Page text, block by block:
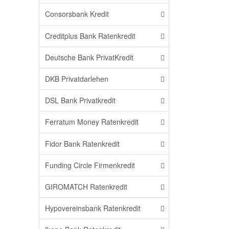
Consorsbank Kredit
Creditplus Bank Ratenkredit
Deutsche Bank PrivatKredit
DKB Privatdarlehen
DSL Bank Privatkredit
Ferratum Money Ratenkredit
Fidor Bank Ratenkredit
Funding Circle Firmenkredit
GIROMATCH Ratenkredit
Hypovereinsbank Ratenkredit